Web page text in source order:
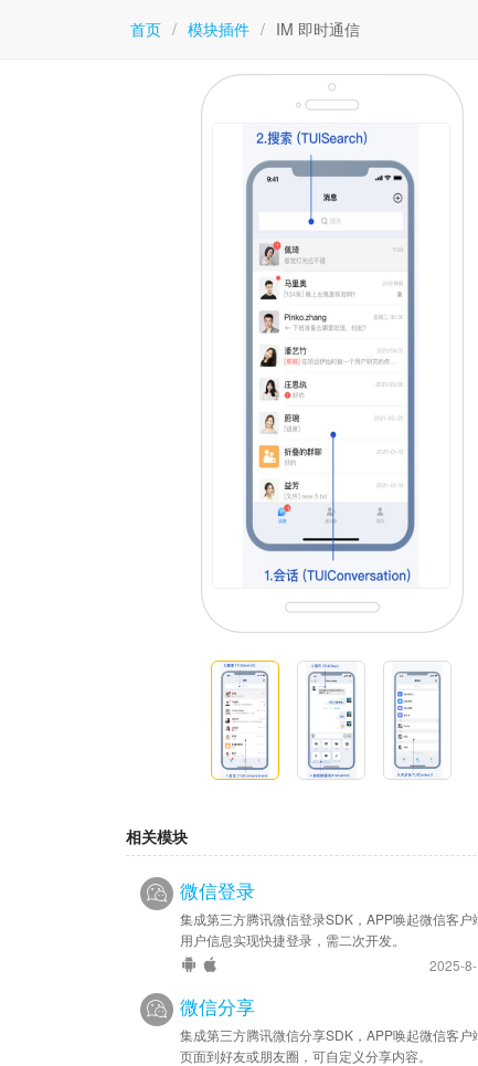
首页 / 模块插件 / IM 即时通信
相关模块
微信登录
集成第三方腾讯微信登录SDK，APP唤起微信客户
用户信息实现快捷登录，需二次开发。
2025-
微信分享
集成第三方腾讯微信分享SDK，APP唤起微信客户
页面到好友或朋友圈，可自定义分享内容。